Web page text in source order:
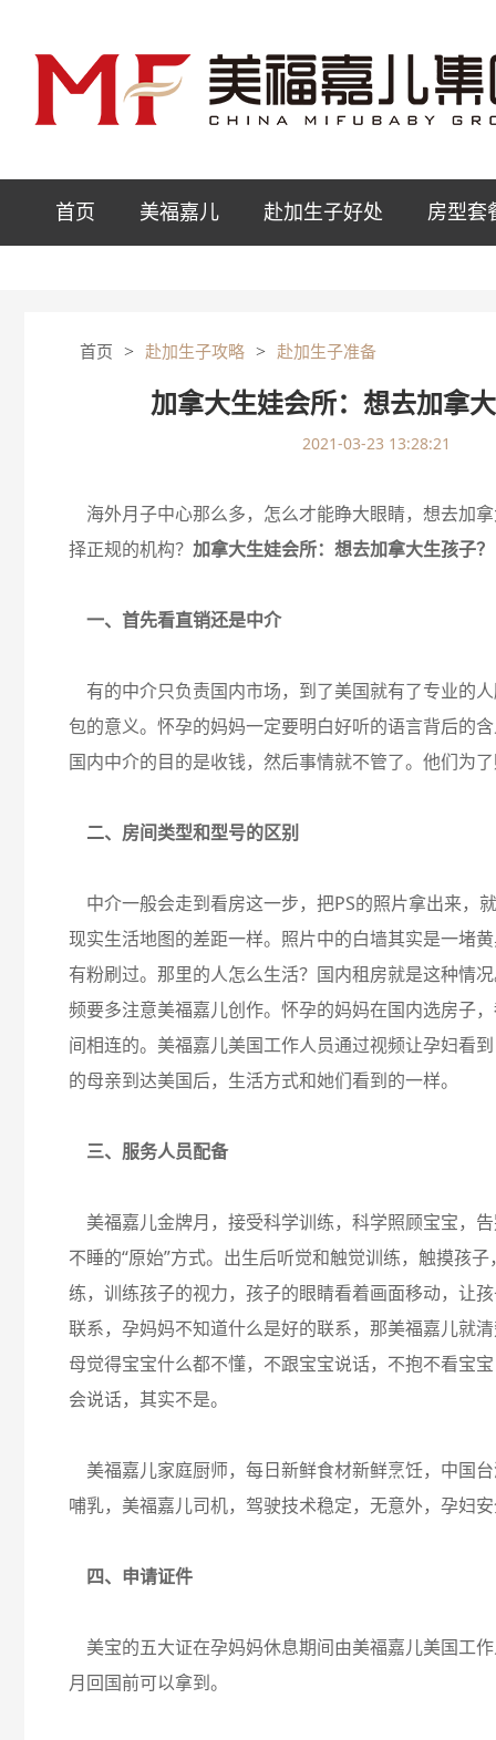
首页 美福嘉儿 赴加生子好处 房型套
首页 > 赴加生子攻略 > 赴加生子准备
加拿大生娃会所：想去加拿
2021-03-23 13:28:21
海外月子中心那么多，怎么才能睁大眼睛，想去加
择正规的机构？ 加拿大生娃会所：想去加拿大生孩子？
一、首先看直销还是中介
有的中介只负责国内市场，到了美国就有了专业的
包的意义。怀孕的妈妈一定要明白好听的语言背后的
国内中介的目的是收钱，然后事情就不管了。他们为
二、房间类型和型号的区别
中介一般会走到看房这一步，把PS的照片拿出来，
现实生活地图的差距一样。照片中的白墙其实是一堵
有粉刷过。那里的人怎么生活？国内租房就是这种情
频要多注意美福嘉儿创作。怀孕的妈妈在国内选房子
间相连的。美福嘉儿美国工作人员通过视频让孕妇看
的母亲到达美国后，生活方式和她们看到的一样。
三、服务人员配备
美福嘉儿金牌月，接受科学训练，科学照顾宝宝，
不睡的“原始”方式。出生后听觉和触觉训练，触摸孩
练，训练孩子的视力，孩子的眼睛看着画面移动，让
联系，孕妈妈不知道什么是好的联系，那美福嘉儿就
母觉得宝宝什么都不懂，不跟宝宝说话，不抱不看宝
会说话，其实不是。
美福嘉儿家庭厨师，每日新鲜食材新鲜烹饪，中国
哺乳，美福嘉儿司机，驾驶技术稳定，无意外，孕妇
四、申请证件
美宝的五大证在孕妈妈休息期间由美福嘉儿美国工
月回国前可以拿到。